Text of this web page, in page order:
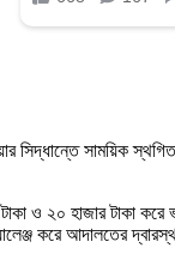
সিদ্ধান্তে সাময়িক
ও ২০ হাজার টাকা করে
করে আদালতের